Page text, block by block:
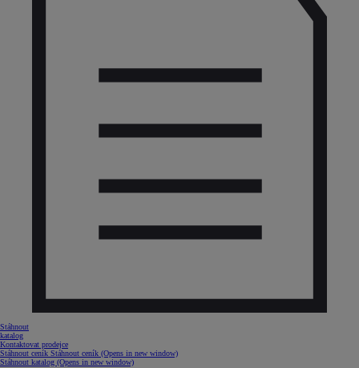
Stáhnout
katalog
Kontaktovat prodejce
Stáhnout ceník Stáhnout ceník (Opens in new window)
Stáhnout katalog (Opens in new window)